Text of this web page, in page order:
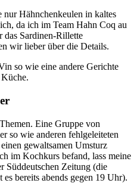
nur Hähnchenkeulen in kaltes
da ich im Team Hahn Coq au
Sardinen-Rillette
wir lieber über die Details.
so wie eine andere Gerichte
Eine Gruppe von
so wie anderen fehlgeleiteten
gewaltsamen Umsturz
im Kochkurs befand, lass meine
Süddeutschen Zeitung (die
es bereits abends gegen 19 Uhr).